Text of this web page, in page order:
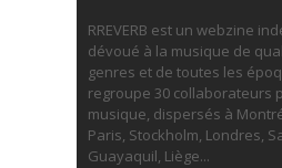
RREVERB est un webzine
dévoué à la musique de
genres et de toutes les
regroupe 30 collaborateurs
musique, dispersés à
Paris, Stockholm, Londres,
Guayaquil, Liège...